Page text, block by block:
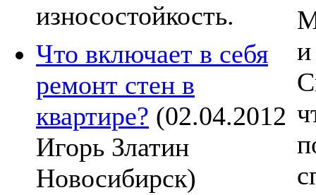
износостойкость.
Что включает в себя
ремонт стен в
квартире? (02.04.2012
Игорь Златин
Новосибирск)